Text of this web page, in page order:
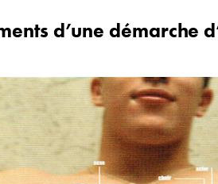
d’une démarche